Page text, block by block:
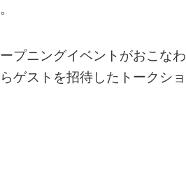
プニングイベントがおこなわ
ゲストを招待したトークショ